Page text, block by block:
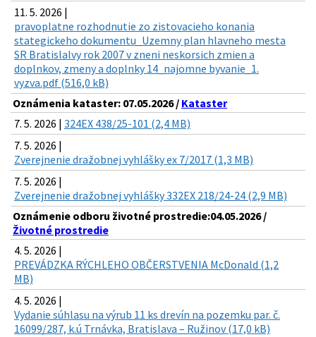
11. 5. 2026 |
pravoplatne rozhodnutie zo zistovacieho konania
stategickeho dokumentu_Uzemny plan hlavneho mesta
SR Bratislalvy rok 2007 v zneni neskorsich zmien a
doplnkov, zmeny a doplnky 14_najomne byvanie_1.
vyzva.pdf (516,0 kB)
Oznámenia kataster: 07.05.2026 / Kataster
7. 5. 2026 | 324EX 438/25-101 (2,4 MB)
7. 5. 2026 |
Zverejnenie dražobnej vyhlášky ex 7/2017 (1,3 MB)
7. 5. 2026 |
Zverejnenie dražobnej vyhlášky 332EX 218/24-24 (2,9 MB)
Oznámenie odboru životné prostredie:04.05.2026 /
Životné prostredie
4. 5. 2026 |
PREVÁDZKA RÝCHLEHO OBČERSTVENIA McDonald (1,2
MB)
4. 5. 2026 |
Vydanie súhlasu na výrub 11 ks drevín na pozemku par. č.
16099/287, k.ú Trnávka, Bratislava – Ružinov (17,0 kB)